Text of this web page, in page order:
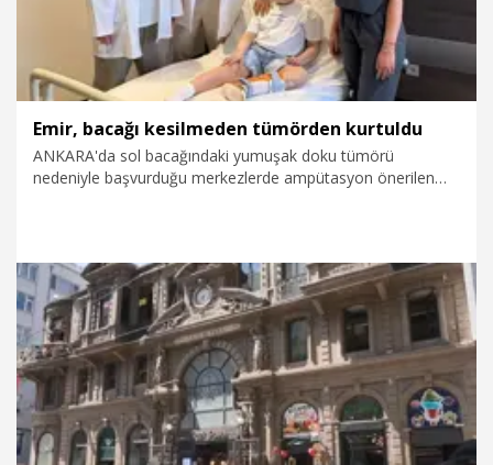
Emir, bacağı kesilmeden tümörden kurtuldu
ANKARA'da sol bacağındaki yumuşak doku tümörü
nedeniyle başvurduğu merkezlerde ampütasyon önerilen
8.08.2026 Video